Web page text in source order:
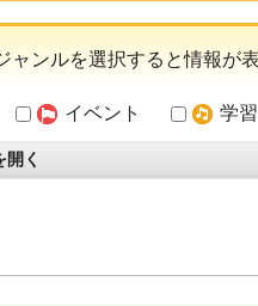
ャンルを選択すると情報が
イベント 学
開く